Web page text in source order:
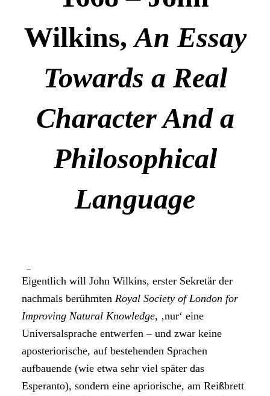
Wilkins,An Essay
Towards a Real
Character And a
Philosophical
Language
Eigentlich will John Wilkins, erster Sekretär der
nachmals berühmten Royal Society of London for
Improving Natural Knowledge, ‚nur‘ eine
Universalsprache entwerfen – und zwar keine
aposteriorische, auf bestehenden Sprachen
aufbauende (wie etwa sehr viel später das
Esperanto), sondern eine apriorische, am Reißbrett